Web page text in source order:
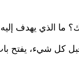
ما الذي يهدف
كل شيء، يفتح